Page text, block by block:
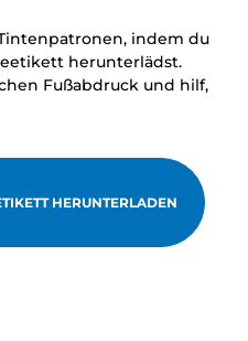
indem du
herunterlädst.
Fußabdruck und hilf,
HERUNTERLADEN